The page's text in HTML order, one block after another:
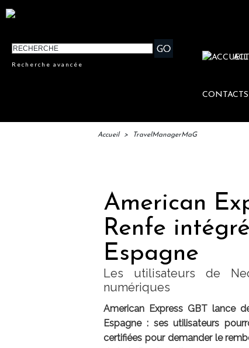
Recherche avancée
CONTACTS
Accueil > TravelManagerMaG
American
Renfe
Espagne
Les utilisateurs de
numériques
American Express GBT lance
Espagne : ses utilisateurs
certifiées pour demander le